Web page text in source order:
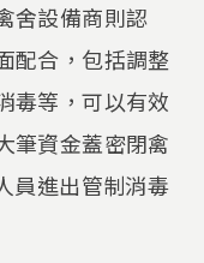
舍設備商則認
配合，包括調整
毒等，可以有效
筆資金蓋密閉禽
員進出管制消毒